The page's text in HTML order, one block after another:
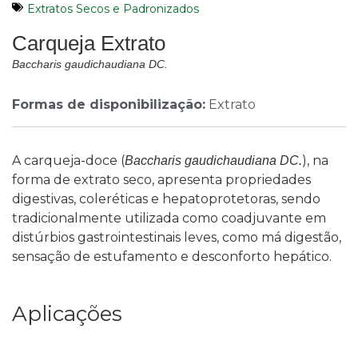
Extratos Secos e Padronizados
Carqueja Extrato
Baccharis gaudichaudiana DC.
Formas de disponibilização: Extrato
A carqueja-doce (Baccharis gaudichaudiana DC.), na
forma de extrato seco, apresenta propriedades
digestivas, coleréticas e hepatoprotetoras, sendo
tradicionalmente utilizada como coadjuvante em
distúrbios gastrointestinais leves, como má digestão,
sensação de estufamento e desconforto hepático.
Aplicações